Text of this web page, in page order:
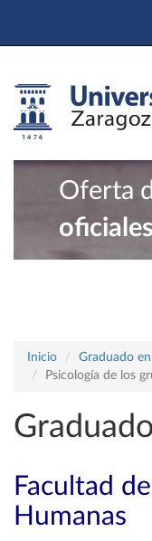
Oferta
oficiales
Inicio Graduado
Psicología de los
Facultad
Humanas